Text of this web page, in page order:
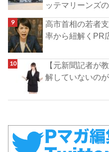
ッテマリーンズ
高市首相の若者
率から紐解くPR
【元新聞記者が
解していないの